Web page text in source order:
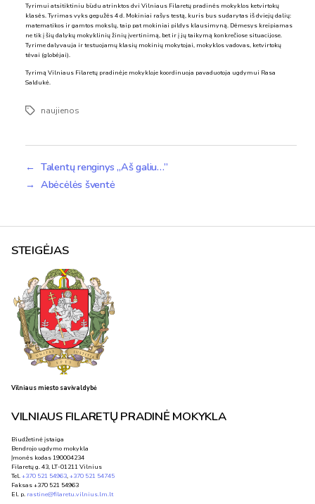
Tyrimui atsitiktiniu būdu atrinktos dvi Vilniaus Filaretų pradinės mokyklos ketvirtokų
klasės. Tyrimas vyks gegužės 4 d. Mokiniai rašys testą, kuris bus sudarytas iš dviejų dalių:
matematikos ir gamtos mokslų, taip pat mokiniai pildys klausimyną. Dėmesys kreipiamas
ne tik į šių dalykų mokyklinių žinių įvertinimą, bet ir į jų taikymą konkrečiose situacijose.
Tyrime dalyvauja ir testuojamų klasių mokinių mokytojai, mokyklos vadovas, ketvirtokų
tėvai (globėjai).
Tyrimą Vilniaus Filaretų pradinėje mokykloje koordinuoja pavaduotoja ugdymui Rasa
Saldukė.
Žymosnaujienos
← Talentų renginys „Aš galiu…”
→ Abėcėlės šventė
STEIGĖJAS
Vilniaus miesto savivaldybė
VILNIAUS FILARETŲ PRADINĖ MOKYKLA
Biudžetinė įstaiga
Bendrojo ugdymo mokykla
Įmonės kodas 190004234
Filaretų g. 43, LT-01211 Vilnius
Tel.+370 521 54963,+370 521 54745
Faksas +370 521 54963
El. p. rastine@filaretu.vilnius.lm.lt